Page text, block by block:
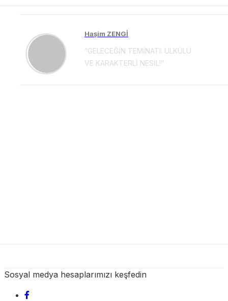
Haşim ZENGİ
“GELECEĞİN TEMİNATI: ÜLKÜLÜ
VE KARAKTERLİ NESİL!”
Sosyal medya hesaplarımızı keşfedin